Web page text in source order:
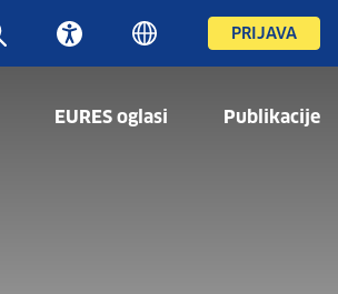
PRIJAVA
EURES oglasi Publikacije